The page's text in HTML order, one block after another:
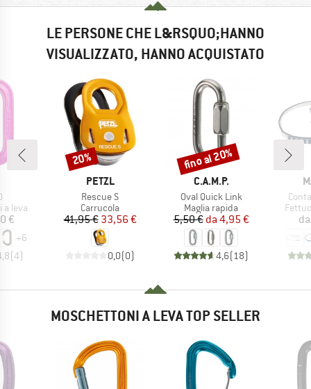
LE PERSONE CHE L&RSQUO;HANNO
VISUALIZZATO, HANNO ACQUISTATO
a leva
€
+6
(4)
MARCHIO
PETZL
Articolo
Rescue S
Gruppo di prodotti
Carrucola
Prezzo
41,95 € Prezzo ridotto
33,56 €
0,0(0)
Sconto
20%
MARCHIO
C.A.M.P.
Articolo
Oval Quick Link
Gruppo di prodotti
Maglia rapida
Prezzo
5,50 € Prezzo ridotto
da 4,95 €
4,6(18)
Sconto
fino al 20%
da
MOSCHETTONI A LEVA TOP SELLER